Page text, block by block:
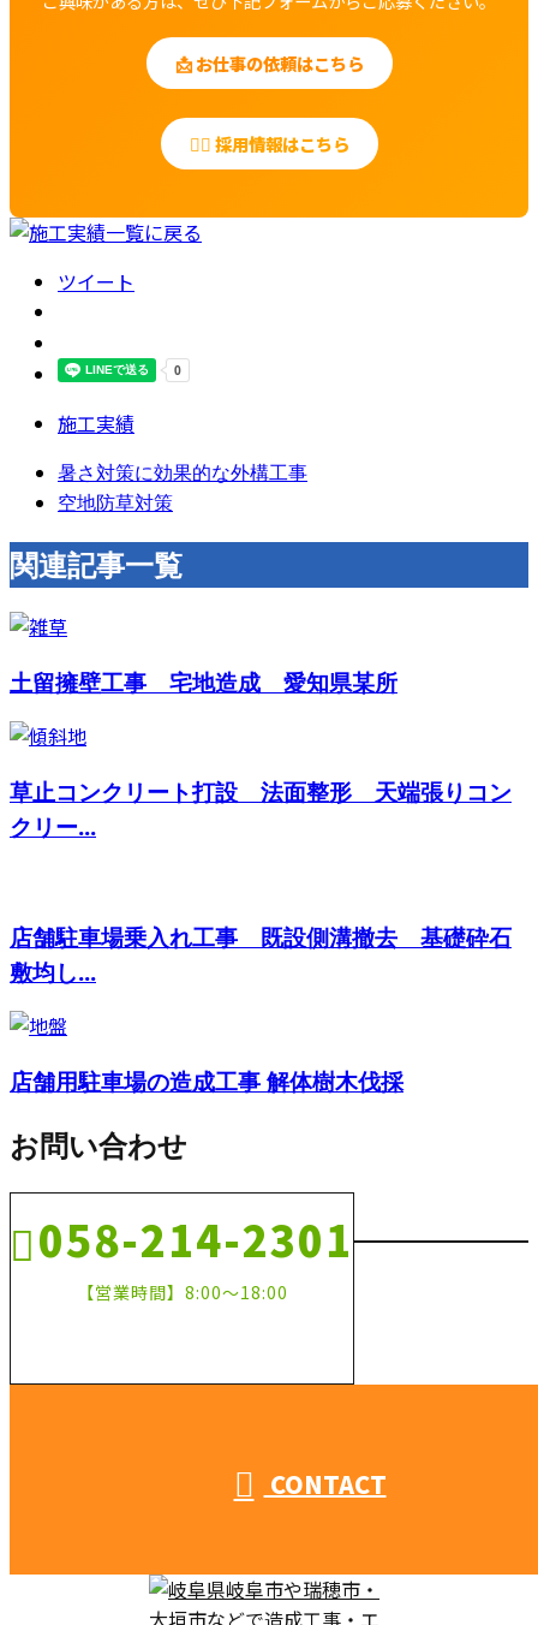
📩 お仕事の依頼はこちら
👷‍♂️ 採用情報はこちら
ツイート
施工実績
暑さ対策に効果的な外構工事
空地防草対策
関連記事一覧
土留擁壁工事 宅地造成 愛知県某所
草止コンクリート打設 法面整形 天端張りコン
クリー...
店舗駐車場乗入れ工事 既設側溝撤去 基礎砕石
敷均し...
店舗用駐車場の造成工事 解体樹木伐採
お問い合わせ
058-214-2301
【営業時間】8:00～18:00
CONTACT